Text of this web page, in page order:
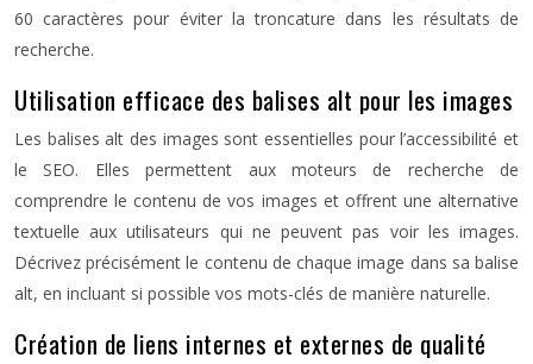
60 caractères pour éviter la troncature dans les résultats de
recherche.
Utilisation efficace des balises alt pour les images
Les balises alt des images sont essentielles pour l’accessibilité et
le SEO. Elles permettent aux moteurs de recherche de
comprendre le contenu de vos images et offrent une alternative
textuelle aux utilisateurs qui ne peuvent pas voir les images.
Décrivez précisément le contenu de chaque image dans sa balise
alt, en incluant si possible vos mots-clés de manière naturelle.
Création de liens internes et externes de qualité